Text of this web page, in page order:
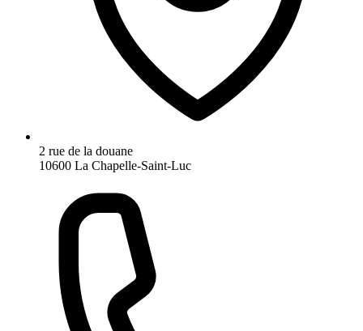
2 rue de la douane
10600 La Chapelle-Saint-Luc